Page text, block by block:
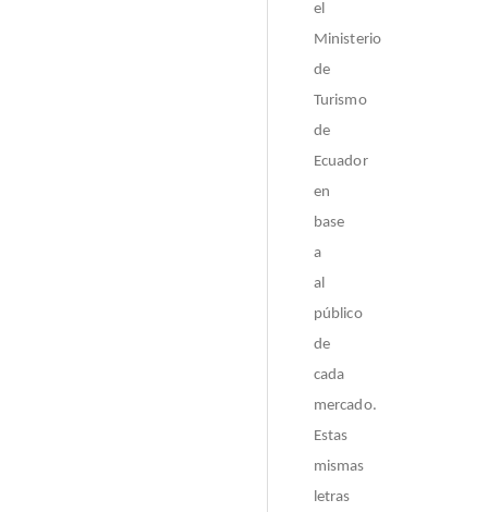
el
Ministerio
de
Turismo
de
Ecuador
en
base
a
al
público
de
cada
mercado.
Estas
mismas
letras